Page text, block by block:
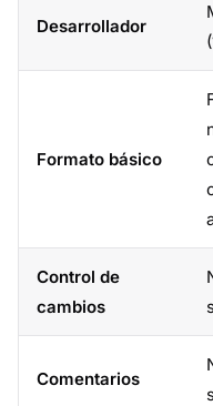
Desarrollador
Formato básico
Control de
cambios
Comentarios